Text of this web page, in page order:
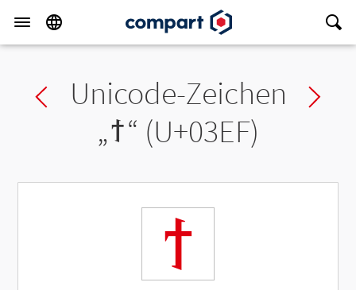
Previous char
Unicode-Zeichen
„ϯ“ (U+03EF)
ϯ